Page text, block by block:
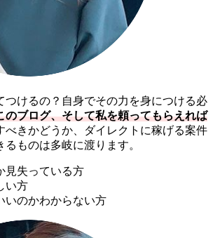
つけるの？自身でその力を身につける必
のブログ、そして私を頼ってもらえれば
べきかどうか、ダイレクトに稼げる案件
ものは多岐に渡ります。
見失っている方
い方
いのかわからない方